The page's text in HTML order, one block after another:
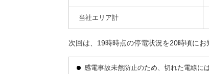
当社エリア計
次回は、19時時点の停電状況を20時頃にお
感電事故未然防止のため、切れた電線に